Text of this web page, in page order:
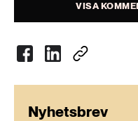
VISA
Nyhetsbrev